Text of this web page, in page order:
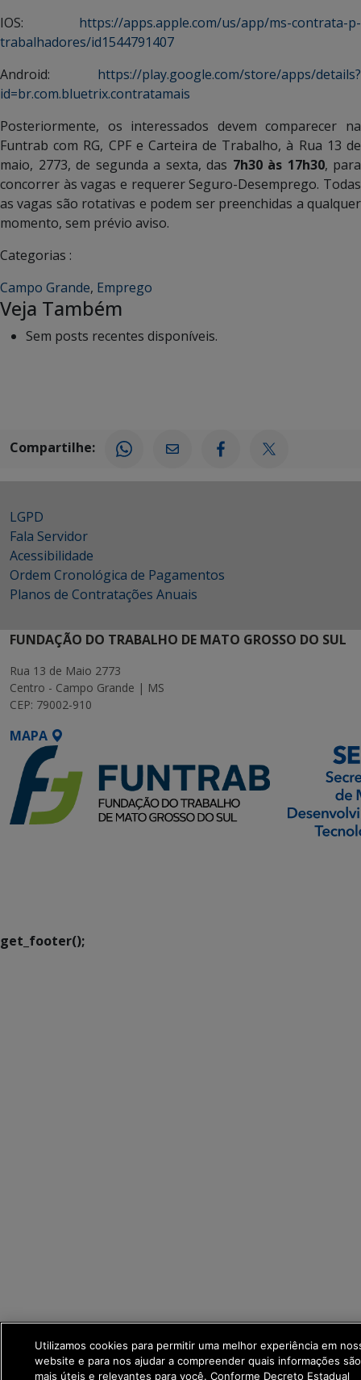
IOS: https://apps.apple.com/us/app/ms-contrata-p-
trabalhadores/id1544791407
Android: https://play.google.com/store/apps/details?
id=br.com.bluetrix.contratamais
Posteriormente, os interessados devem comparecer na
Funtrab com RG, CPF e Carteira de Trabalho, à Rua 13 de
maio, 2773, de segunda a sexta, das 7h30 às 17h30, para
concorrer às vagas e requerer Seguro-Desemprego. Todas
as vagas são rotativas e podem ser preenchidas a qualquer
momento, sem prévio aviso.
Categorias :
Campo Grande, Emprego
Veja Também
Sem posts recentes disponíveis.
Compartilhe:
LGPD
Fala Servidor
Acessibilidade
Ordem Cronológica de Pagamentos
Planos de Contratações Anuais
FUNDAÇÃO DO TRABALHO DE MATO GROSSO DO SUL
Rua 13 de Maio 2773
Centro - Campo Grande | MS
CEP: 79002-910
MAPA
get_footer();
Utilizamos cookies para permitir uma melhor experiência em
website e para nos ajudar a compreender quais informações são
mais úteis e relevantes para você. Conforme Decreto Estadual